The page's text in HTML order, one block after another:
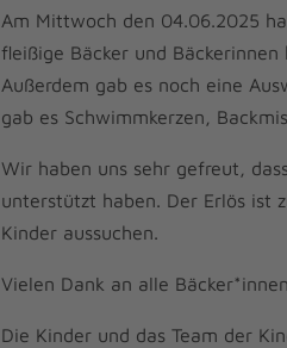
Am Mittwoch den 04.06.2025
fleißige Bäcker und
Außerdem gab es noch eine
gab es Schwimmkerzen,
Wir haben uns sehr gefreut,
unterstützt haben. Der Erlös ist
Kinder aussuchen.
Vielen Dank an alle
Die Kinder und das Team der